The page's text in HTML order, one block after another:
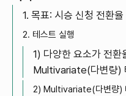
1. 목표: 시승 신청 전환율
2. 테스트 실행
1) 다양한 요소가 전환
Multivariate(다변량)
2) Multivariate(다변량)